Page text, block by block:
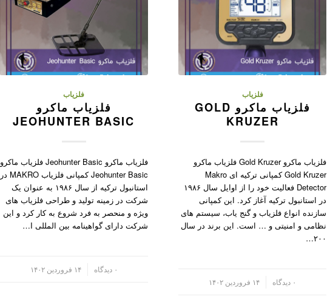
فلزیاب
فلزیاب ماکرو GOLD
KRUZER
فلزیاب ماکرو Gold Kruzer فلزیاب ماکرو
Gold Kruzer کمپانی ترکیه ای Makro
Detector فعالیت خود را از اوایل سال ۱۹۸۶
در استانبول ترکیه آغاز کرد. این کمپانی
سازنده انواع فلزیاب و گنج یاب، سیستم های
نظامی و امنیتی و … است. این برند در سال
۲۰۰…
۰ دیدگاه ۱۴ فروردین ۱۴۰۲
فلزیاب
فلزیاب ماکرو
JEOHUNTER BASIC
فلزیاب ماکرو Jeohunter Basic فلزیاب ماکرو
Jeohunter Basic کمپانی فلزیاب MAKRO در
استانبول ترکیه از سال ۱۹۸۶ به عنوان یک
شرکت در زمینه تولید و طراحی فلزیاب های
ویژه و منحصر به فرد شروع به کار کرد و این
شرکت دارای گواهینامه بین المللی I…
۰ دیدگاه ۱۴ فروردین ۱۴۰۲